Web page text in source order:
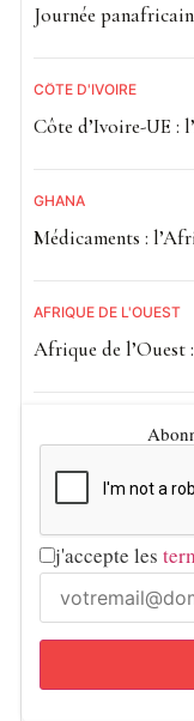
Journée
CÔTE D'IVOIRE
Côte d’Ivoire-UE :
GHANA
Médicaments :
AFRIQUE DE L'OUEST
Afrique de l’Ouest
j'accepte les